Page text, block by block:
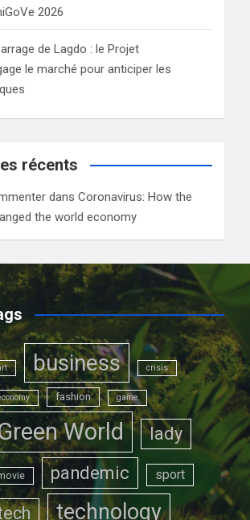
2026
de Lagdo : le Projet
le marché pour anticiper les
récents
dansCoronavirus: How the
the world economy
business crisis
fashion game
World lady
pandemic sport
technology